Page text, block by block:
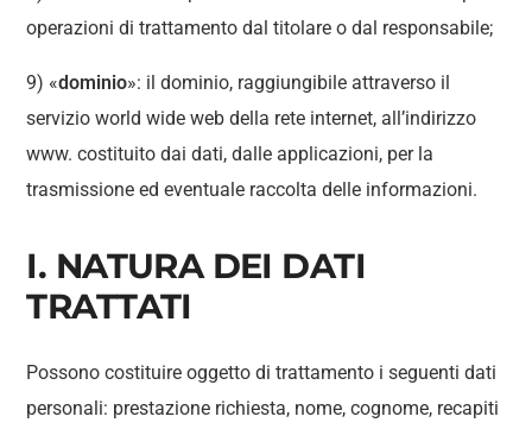
operazioni di trattamento dal titolare o dal responsabile;
9) «dominio»: il dominio, raggiungibile attraverso il
servizio world wide web della rete internet, all’indirizzo
www. costituito dai dati, dalle applicazioni, per la
trasmissione ed eventuale raccolta delle informazioni.
I. NATURA DEI DATI
TRATTATI
Possono costituire oggetto di trattamento i seguenti dati
personali: prestazione richiesta, nome, cognome, recapiti